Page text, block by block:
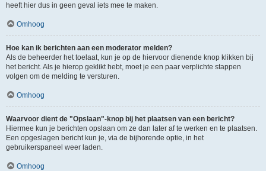
heeft hier dus in geen geval iets mee te maken.
Omhoog
Hoe kan ik berichten aan een moderator melden?
Als de beheerder het toelaat, kun je op de hiervoor dienende knop klikken bij
het bericht. Als je hierop geklikt hebt, moet je een paar verplichte stappen
volgen om de melding te versturen.
Omhoog
Waarvoor dient de "Opslaan"-knop bij het plaatsen van een bericht?
Hiermee kun je berichten opslaan om ze dan later af te werken en te plaatsen.
Een opgeslagen bericht kun je, via de bijhorende optie, in het
gebruikerspaneel weer laden.
Omhoog